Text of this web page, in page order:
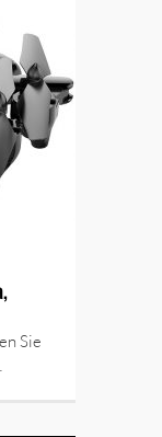
Sie